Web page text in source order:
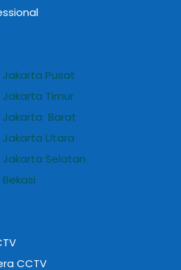
Jakarta Pusat
Jakarta Timur
Jakarta Barat
Jakarta Utara
Jakarta Selatan
CCTV